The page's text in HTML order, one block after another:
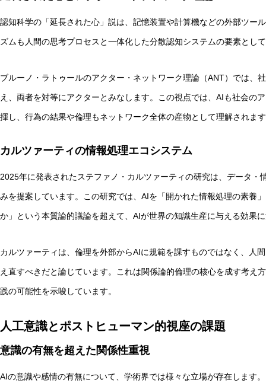
認知科学の「延長された心」説は、記憶装置や計算機などの外部ツー
ズムも人間の思考プロセスと一体化した分散認知システムの要素とし
ブルーノ・ラトゥールのアクター・ネットワーク理論（ANT）では、
え、両者を対等にアクターとみなします。この視点では、AIも社会の
揮し、行為の結果や倫理もネットワーク全体の産物として理解されま
カルツァーティの情報処理エコシステム
2025年に発表されたステファノ・カルツァーティの研究は、データ
みを提案しています。この研究では、AIを「開かれた情報処理の素養
か」という本質論的議論を超えて、AIが世界の知識生産に与える効果
カルツァーティは、倫理を外部からAIに規範を課すものではなく、人
え直すべきだと論じています。これは関係論的倫理の核心を成す考え
践の可能性を示唆しています。
人工意識とポストヒューマン的視座の課題
意識の有無を超えた関係性重視
AIの意識や感情の有無について、学術界では様々な立場が存在します